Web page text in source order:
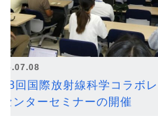
18回国際放射線科学コラボ
センターセミナーの開催